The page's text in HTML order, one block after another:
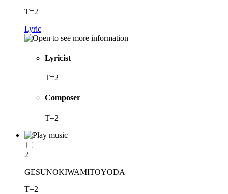
T=2
Lyric
Lyricist
T=2
Composer
T=2
2
GESUNOKIWAMITOYODA
T=2